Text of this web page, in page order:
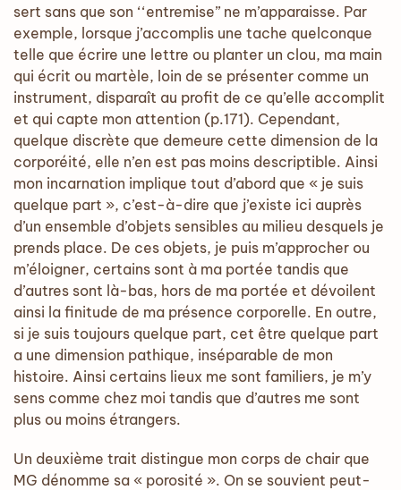
sert sans que son ‘‘entremise’’ ne m’apparaisse. Par
exemple, lorsque j’accomplis une tache quelconque
telle que écrire une lettre ou planter un clou, ma main
qui écrit ou martèle, loin de se présenter comme un
instrument, disparaît au profit de ce qu’elle accomplit
et qui capte mon attention (p.171). Cependant,
quelque discrète que demeure cette dimension de la
corporéité, elle n’en est pas moins descriptible. Ainsi
mon incarnation implique tout d’abord que « je suis
quelque part », c’est-à-dire que j’existe ici auprès
d’un ensemble d’objets sensibles au milieu desquels je
prends place. De ces objets, je puis m’approcher ou
m’éloigner, certains sont à ma portée tandis que
d’autres sont là-bas, hors de ma portée et dévoilent
ainsi la finitude de ma présence corporelle. En outre,
si je suis toujours quelque part, cet être quelque part
a une dimension pathique, inséparable de mon
histoire. Ainsi certains lieux me sont familiers, je m’y
sens comme chez moi tandis que d’autres me sont
plus ou moins étrangers.
Un deuxième trait distingue mon corps de chair que
MG dénomme sa « porosité ». On se souvient peut-